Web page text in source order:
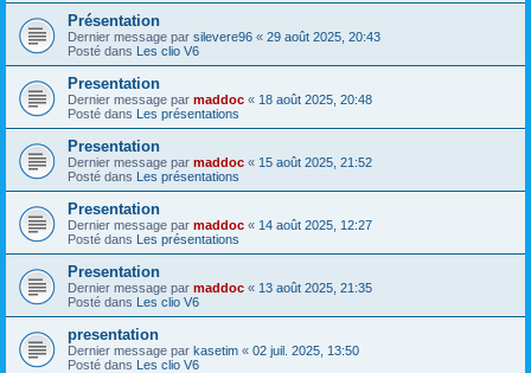
Présentation
Dernier message par silevere96 « 29 août 2025, 20:43
Posté dans Les clio V6
Presentation
Dernier message par maddoc « 18 août 2025, 20:48
Posté dans Les présentations
Presentation
Dernier message par maddoc « 15 août 2025, 21:52
Posté dans Les présentations
Presentation
Dernier message par maddoc « 14 août 2025, 12:27
Posté dans Les présentations
Presentation
Dernier message par maddoc « 13 août 2025, 21:35
Posté dans Les clio V6
presentation
Dernier message par kasetim « 02 juil. 2025, 13:50
Posté dans Les clio V6